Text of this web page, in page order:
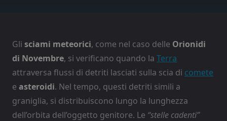
Gli sciami meteorici, come nel caso delle Orionidi
di Novembre, si verificano quando la Terra
attraversa flussi di detriti lasciati sulla scia di comete
e asteroidi. Nel tempo, questi detriti simili a
graniglia, si distribuiscono lungo la lunghezza
dell’orbita dell’oggetto genitore. Le “stelle cadenti”